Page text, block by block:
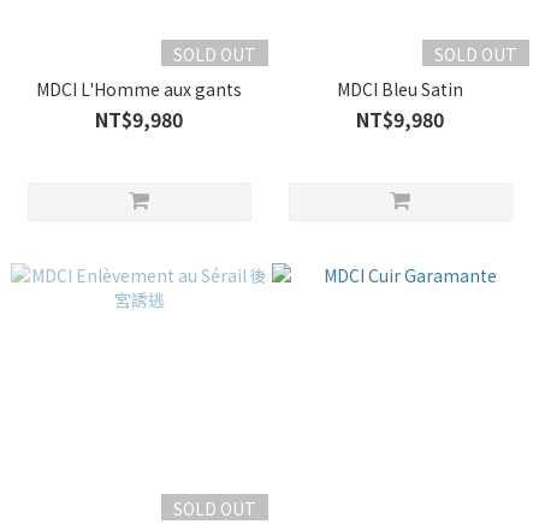
SOLD OUT
MDCI L'Homme aux gants
NT$9,980
SOLD OUT
MDCI Bleu Satin
NT$9,980
SOLD OUT